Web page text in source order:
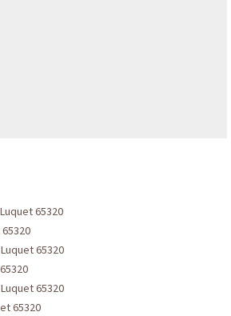
65320
65320
65320
65320